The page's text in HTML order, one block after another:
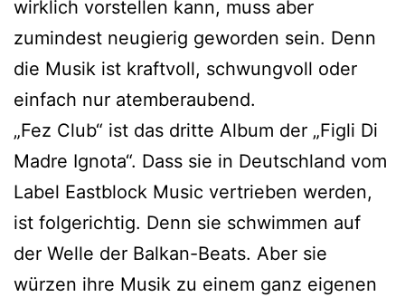
wirklich vorstellen kann, muss aber
zumindest neugierig geworden sein. Denn
die Musik ist kraftvoll, schwungvoll oder
einfach nur atemberaubend.
„Fez Club“ ist das dritte Album der „Figli Di
Madre Ignota“. Dass sie in Deutschland vom
Label Eastblock Music vertrieben werden,
ist folgerichtig. Denn sie schwimmen auf
der Welle der Balkan-Beats. Aber sie
würzen ihre Musik zu einem ganz eigenen